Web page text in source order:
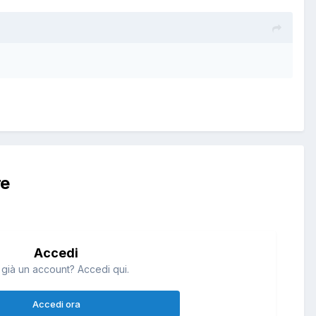
Accedi
un account? Accedi qui.
Accedi ora